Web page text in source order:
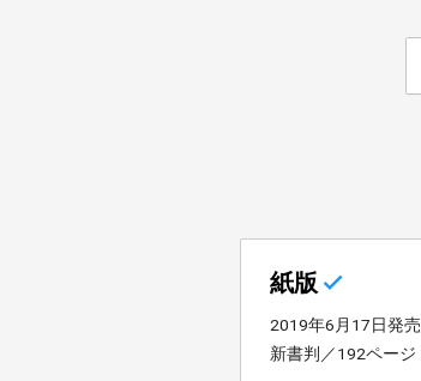
紙版
2019年6月17日発売
新書判／192ページ